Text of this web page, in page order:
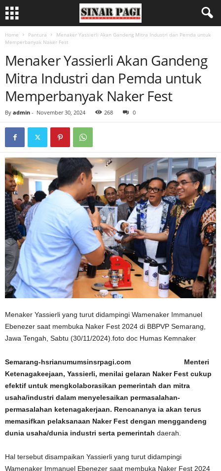
Home Pantura
Menaker Yassierli Akan Gandeng Mitra Industri dan Pemda untuk
Memperbanyak Naker Fest
Menaker Yassierli Akan Gandeng
Mitra Industri dan Pemda untuk
Memperbanyak Naker Fest
By admin - November 30, 2024 268 0
Menaker Yassierli yang turut didampingi Wamenaker Immanuel
Ebenezer saat membuka Naker Fest 2024 di BBPVP Semarang,
Jawa Tengah, Sabtu (30/11/2024).foto doc Humas Kemnaker
Semarang-hsrianumumsinsrpagi.com Menteri
Ketenagakeejaan, Yassierli, menilai gelaran Naker Fest cukup
efektif untuk mengkolaborasikan pemerintah dan mitra
usaha/industri dalam menyelesaikan permasalahan-
permasalahan ketenagakerjaan. Rencananya ia akan terus
memasifkan pelaksanaan Naker Fest dengan menggandeng
dunia usaha/dunia industri serta pemerintah daerah.
Hal tersebut disampaikan Yassierli yang turut didampingi
Wamenaker Immanuel Ebenezer saat membuka Naker Fest 2024